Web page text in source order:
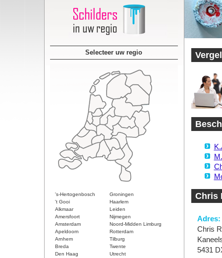
Selecteer uw regio
's-Hertogenbosch
Groningen
't Gooi
Haarlem
Alkmaar
Leiden
Amersfoort
Nijmegen
Amsterdam
Noord-Midden Limburg
Apeldoorn
Rotterdam
Arnhem
Tilburg
Breda
Twente
Den Haag
Utrecht
Chris
Adres:
Chris
5431